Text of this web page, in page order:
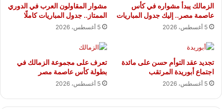
الزمالك يبدأ مشواره في كأس
عاصمة مصر.. إليك جدول المباريات
5 أغسطس، 2026
مشوار المقاولون العرب في الدوري
الممتاز.. جدول المباريات كاملًا
5 أغسطس، 2026
تجديد عقد التوأم حسن على مائدة
اجتماع أبوريدة المرتقب
5 أغسطس، 2026
تعرف على مجموعة الزمالك في
بطولة كأس عاصمة مصر
5 أغسطس، 2026